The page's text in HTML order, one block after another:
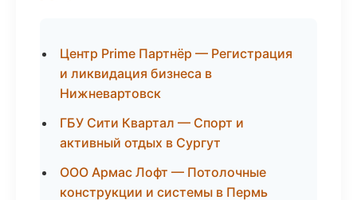
Центр Prime Партнёр — Регистрация
и ликвидация бизнеса в
Нижневартовск
ГБУ Сити Квартал — Спорт и
активный отдых в Сургут
ООО Армас Лофт — Потолочные
конструкции и системы в Пермь